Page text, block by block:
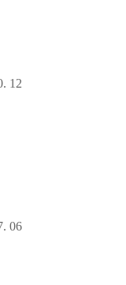
12
06